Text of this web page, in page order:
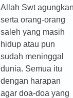
Allah Swt agungkan
serta orang-orang
saleh yang masih
hidup atau pun
sudah meninggal
dunia. Semua itu
dengan harapan
agar doa-doa yang